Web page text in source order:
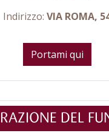
Indirizzo: VIA ROMA,
Portami qui
DEL